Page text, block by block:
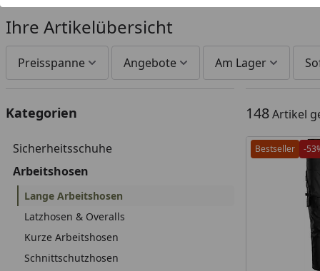
Ihre Artikelübersicht
Preisspanne Angebote Am Lager
Kategorien
Sicherheitsschuhe
Arbeitshosen
Lange Arbeitshosen
Latzhosen & Overalls
Kurze Arbeitshosen
Schnittschutzhosen
148Artikel
Bestseller -